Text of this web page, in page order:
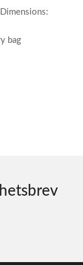
bag